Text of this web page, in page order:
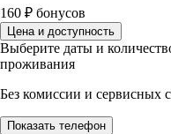
160 ₽ бонусов
Цена и доступность
Выберите даты и
проживания
Без комиссии и сервисных
Показать телефон